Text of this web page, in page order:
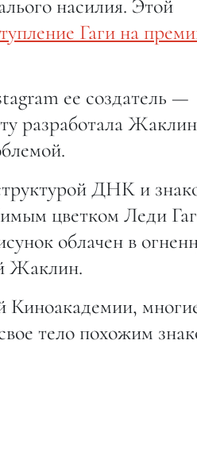
насилия. Этой
Гаги на
ее создатель —
разработала Жаклин
ДНК и
цветком Леди
облачен в
Жаклин.
Киноакадемии,
тело похожим